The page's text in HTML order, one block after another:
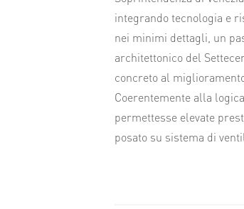
integrando tecnologia e
nei minimi dettagli, un
architettonico del
concreto al
Coerentemente alla
permettesse elevate
posato su sistema di